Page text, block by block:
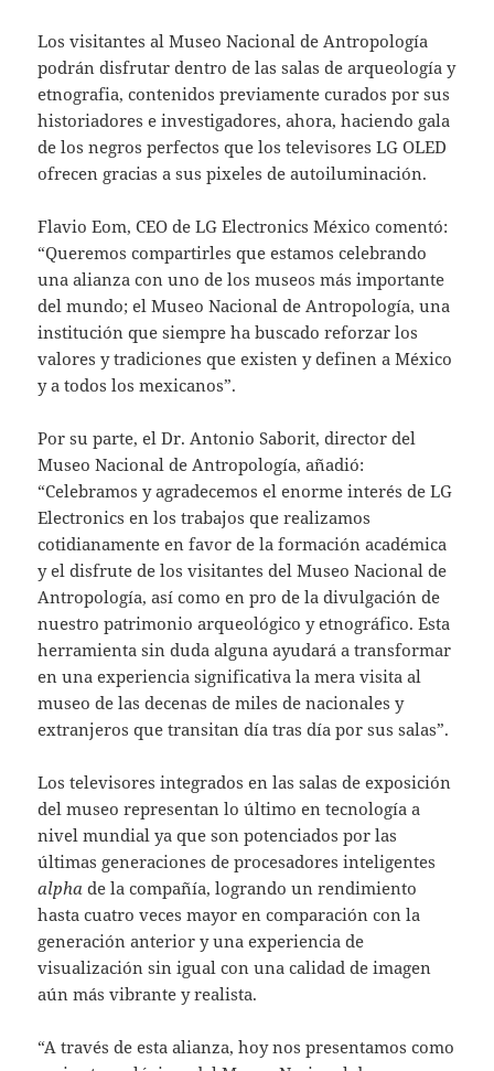
Los visitantes al Museo Nacional de Antropología
podrán disfrutar dentro de las salas de arqueología y
etnografia, contenidos previamente curados por sus
historiadores e investigadores, ahora, haciendo gala
de los negros perfectos que los televisores LG OLED
ofrecen gracias a sus pixeles de autoiluminación.
Flavio Eom, CEO de LG Electronics México comentó:
“Queremos compartirles que estamos celebrando
una alianza con uno de los museos más importante
del mundo; el Museo Nacional de Antropología, una
institución que siempre ha buscado reforzar los
valores y tradiciones que existen y definen a México
y a todos los mexicanos”.
Por su parte, el Dr. Antonio Saborit, director del
Museo Nacional de Antropología, añadió:
“Celebramos y agradecemos el enorme interés de LG
Electronics en los trabajos que realizamos
cotidianamente en favor de la formación académica
y el disfrute de los visitantes del Museo Nacional de
Antropología, así como en pro de la divulgación de
nuestro patrimonio arqueológico y etnográfico. Esta
herramienta sin duda alguna ayudará a transformar
en una experiencia significativa la mera visita al
museo de las decenas de miles de nacionales y
extranjeros que transitan día tras día por sus salas”.
Los televisores integrados en las salas de exposición
del museo representan lo último en tecnología a
nivel mundial ya que son potenciados por las
últimas generaciones de procesadores inteligentes
alpha de la compañía, logrando un rendimiento
hasta cuatro veces mayor en comparación con la
generación anterior y una experiencia de
visualización sin igual con una calidad de imagen
aún más vibrante y realista.
“A través de esta alianza, hoy nos presentamos como